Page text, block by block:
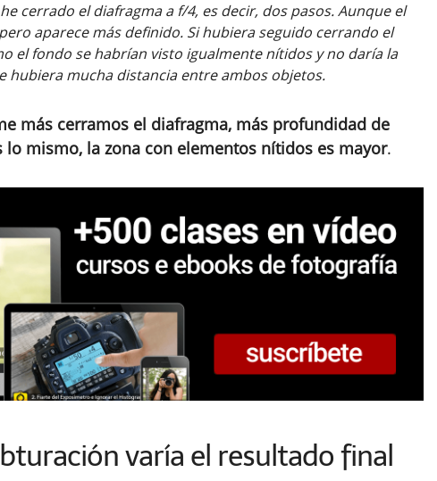
cerrado el diafragma a f/4, es decir, dos pasos. Aunque el
aparece más definido. Si hubiera seguido cerrando el
el fondo se habrían visto igualmente nítidos y no daría la
hubiera mucha distancia entre ambos objetos.
más cerramos el diafragma, más profundidad de
lo mismo, la zona con elementos nítidos es mayor.
varía el resultado final